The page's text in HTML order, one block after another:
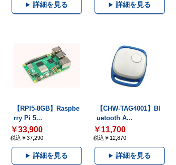
詳細を見る 詳細を見る
【RPI5-8GB】Raspbe
rry Pi 5...
￥33,900
税込￥37,290
詳細を見る
【CHW-TAG4001】Bl
uetooth A...
￥11,700
税込￥12,870
詳細を見る